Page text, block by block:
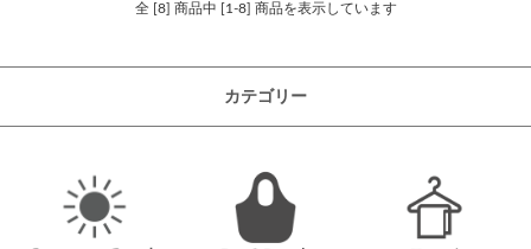
全 [8] 商品中 [1-8] 商品を表示しています
カテゴリー